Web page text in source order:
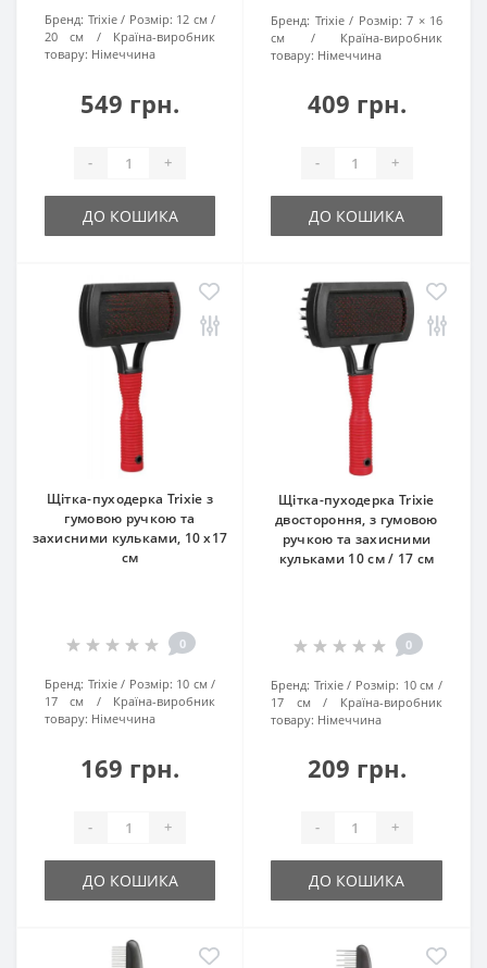
Бренд: Trixie Розмір: 12 см /
20 см
Країна-виробник
товару: Нiмеччина
549 грн.
- +
ДО КОШИКА
Бренд: Trixie Розмір: 7 × 16
см
Країна-виробник
товару: Нiмеччина
409 грн.
- +
ДО КОШИКА
Щітка-пуходерка Trixie з
гумовою ручкою та
захисними кульками, 10 х17
см
0
Бренд: Trixie Розмір: 10 см /
17 см
Країна-виробник
товару: Нiмеччина
169 грн.
- +
ДО КОШИКА
Щітка-пуходерка Trixie
двостороння, з гумовою
ручкою та захисними
кульками 10 см / 17 см
0
Бренд: Trixie Розмір: 10 см /
17 см
Країна-виробник
товару: Нiмеччина
209 грн.
- +
ДО КОШИКА